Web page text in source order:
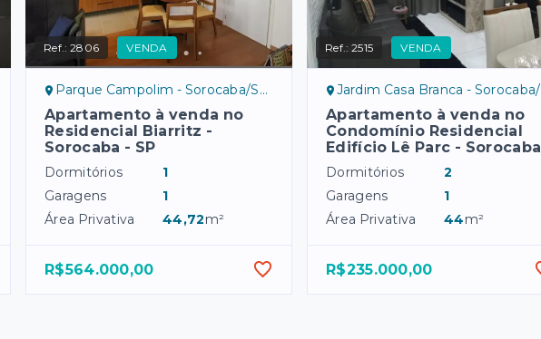
Ref.:2806 VENDA
Parque Campolim - Sorocaba/SP, sul
Apartamento à venda no
Residencial Biarritz -
Sorocaba - SP
Dormitórios
1
Garagens
1
Área Privativa
44,72m²
R$564.000,00
Ref.:2515 VENDA
Jardim Casa Branca - Sorocaba/SP, norte
Apartamento à venda no
Condomínio Residencial
Edifício Lê Parc - Sorocaba
Dormitórios
2
Garagens
1
Área Privativa
44m²
R$235.000,00